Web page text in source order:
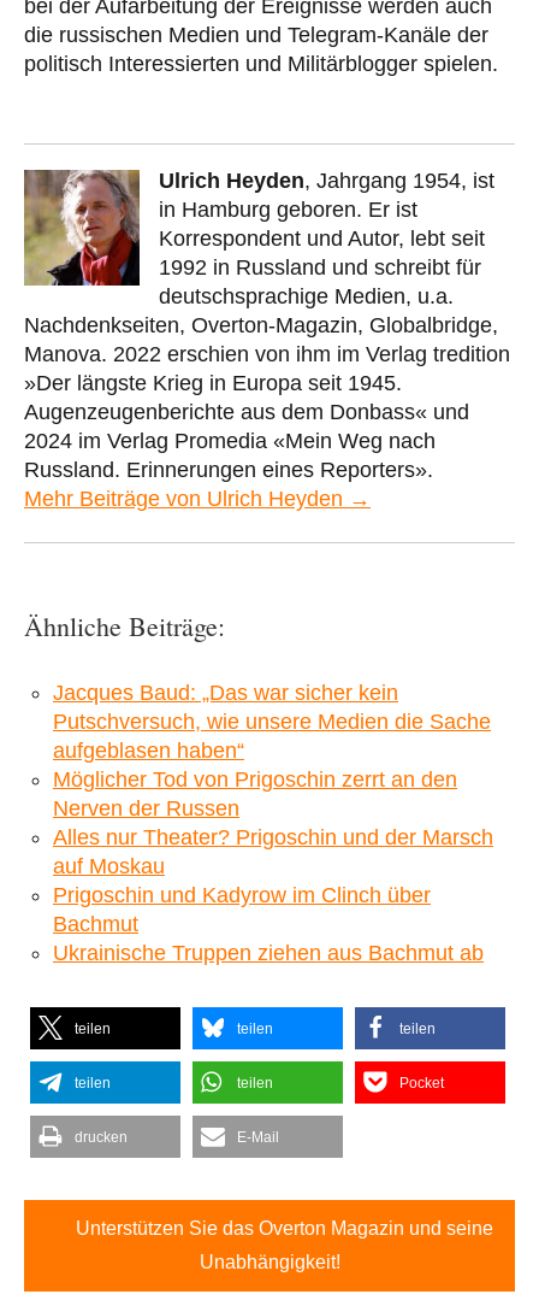
bei der Aufarbeitung der Ereignisse werden auch
die russischen Medien und Telegram-Kanäle der
politisch Interessierten und Militärblogger spielen.
Ulrich Heyden, Jahrgang 1954, ist
in Hamburg geboren. Er ist
Korrespondent und Autor, lebt seit
1992 in Russland und schreibt für
deutschsprachige Medien, u.a.
Nachdenkseiten, Overton-Magazin, Globalbridge,
Manova. 2022 erschien von ihm im Verlag tredition
»Der längste Krieg in Europa seit 1945.
Augenzeugenberichte aus dem Donbass« und
2024 im Verlag Promedia «Mein Weg nach
Russland. Erinnerungen eines Reporters».
Mehr Beiträge von Ulrich Heyden →
Ähnliche Beiträge:
Jacques Baud: „Das war sicher kein
Putschversuch, wie unsere Medien die Sache
aufgeblasen haben“
Möglicher Tod von Prigoschin zerrt an den
Nerven der Russen
Alles nur Theater? Prigoschin und der Marsch
auf Moskau
Prigoschin und Kadyrow im Clinch über
Bachmut
Ukrainische Truppen ziehen aus Bachmut ab
teilen teilen teilen
teilen teilen Pocket
drucken E-Mail
Unterstützen Sie das Overton Magazin und seine
Unabhängigkeit!